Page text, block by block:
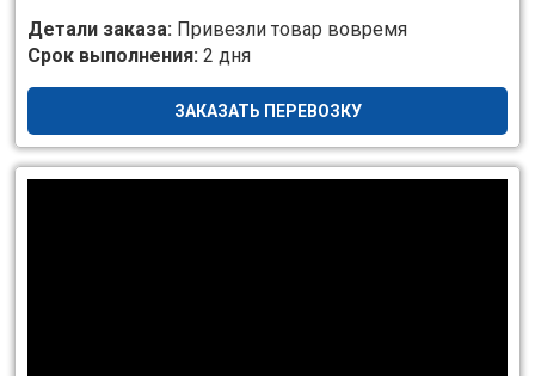
Детали заказа: Привезли товар вовремя
Срок выполнения: 2 дня
ЗАКАЗАТЬ ПЕРЕВОЗКУ